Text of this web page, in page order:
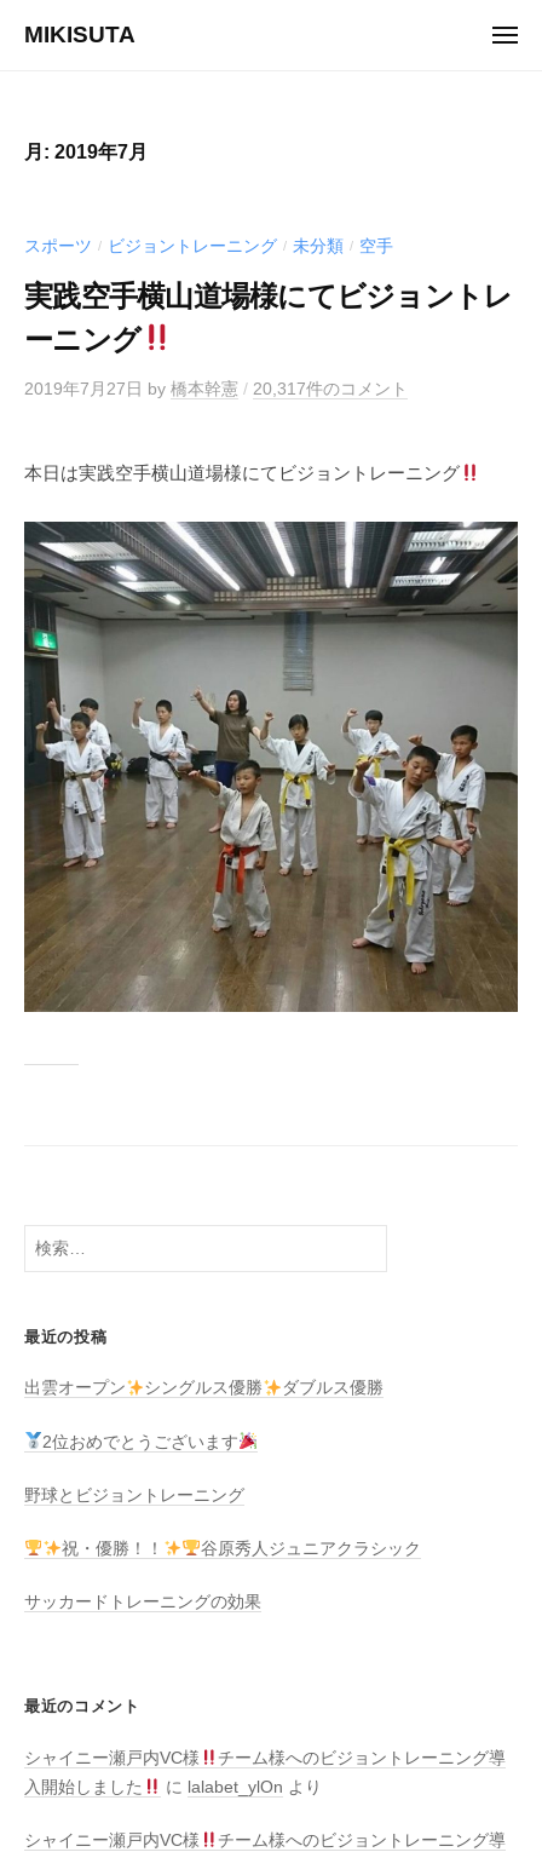
MIKISUTA
i
t
r
a
i
g
メ
月: 2019年7月
スポーツ / ビジョントレーニング / 未分類 / 空手
実践空手横山道場様にてビジョントレ
ーニング
2019年7月27日 by 橋本幹憲 / 20,317件のコメント
本日は実践空手横山道場様にてビジョントレーニング
検
最近の投稿
出雲オープン シングルス優勝 ダブルス優勝
2位おめでとうございます
野球とビジョントレーニング
祝・優勝！！ 谷原秀人ジュニアクラシック
サッカードトレーニングの効果
最近のコメント
シャイニー瀬戸内VC様
チーム様へのビジョントレーニング導
入開始しました
に lalabet_ylOn より
シャイニー瀬戸内VC様
チーム様へのビジョントレーニング導
ー